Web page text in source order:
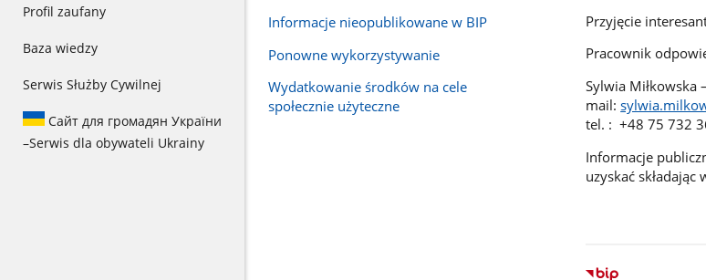
Profil zaufany
Baza wiedzy
Serwis Służby Cywilnej
Сайт для громадян України
–Serwis dla obywateli Ukrainy
Informacje nieopublikowane w BIP
Ponowne wykorzystywanie
Wydatkowanie środków na cele
społecznie użyteczne
Przyjęcie
Pracownik
Sylwia Miłkowska
mail:
tel. : +48 75 732
Informacje
uzyskać składając